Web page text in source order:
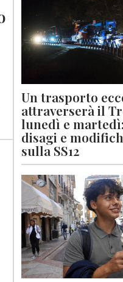
Un trasporto
attraverserà il
lunedì e
disagi e
sulla SS12